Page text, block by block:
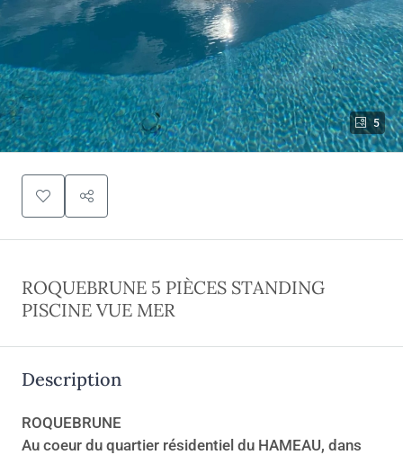
5
ROQUEBRUNE 5 PIÈCES STANDING
PISCINE VUE MER
Description
ROQUEBRUNE
Au coeur du quartier résidentiel du HAMEAU, dans